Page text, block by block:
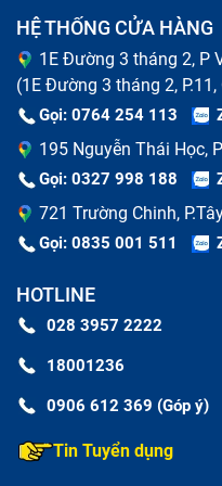
Dấu hiệu
Nguyên nhân phổ
hư hỏng
Có nhiều nguyên
HỆ THỐNG CỬA HÀNG
1E Đường 3 tháng 2, P
(1E Đường 3 tháng 2, P.11,
Gọi: 0764 254 113
195 Nguyễn Thái Học,
Gọi: 0327 998 188
721 Trường Chinh,
Gọi: 0835 001 511
HOTLINE
028 3957 2222
18001236
0906 612 369 (Góp ý)
Tin Tuyển dụng